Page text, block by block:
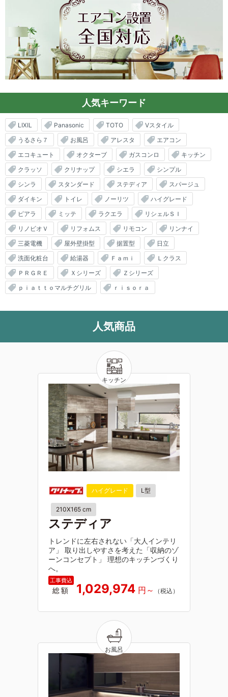
人気キーワード
LIXIL Panasonic TOTO
Vスタイル
うるさら７
お風呂 アレスタ
エアコン
エコキュート
オクターブ ガスコンロ
キッチン
クラッソ
クリナップ シエラ
シンプル
シンラ
スタンダード ステディア
スパージュ
ダイキン
トイレ ノーリツ
ハイグレード
ピアラ
ミッテ ラクエラ
リシェルＳＩ
リノビオＶ
リフォムス リモコン
リンナイ
三菱電機
屋外壁掛型 据置型
日立
洗面化粧台
給湯器 Ｆａｍｉ
Ｌクラス
ＰＲＧＲＥ
Ｘシリーズ
Ｚシリーズ
ｐｉａｔｔｏマルチグリル
ｒｉｓｏｒａ
人気商品
ハイグレード L型
210X165 cm
ステディア
トレンドに左右されない「大人インテリ
ア」 取り出しやすさを考えた「収納のゾ
ーンコンセプト」 理想のキッチンづくり
へ。
総額 1,029,974